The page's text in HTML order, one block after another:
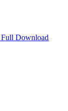
Download